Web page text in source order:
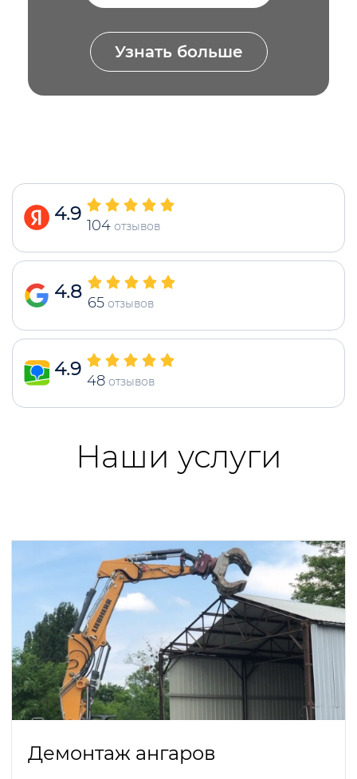
Узнать больше
4.9
104 отзывов
4.8
65 отзывов
4.9
48 отзывов
Наши услуги
Демонтаж ангаров